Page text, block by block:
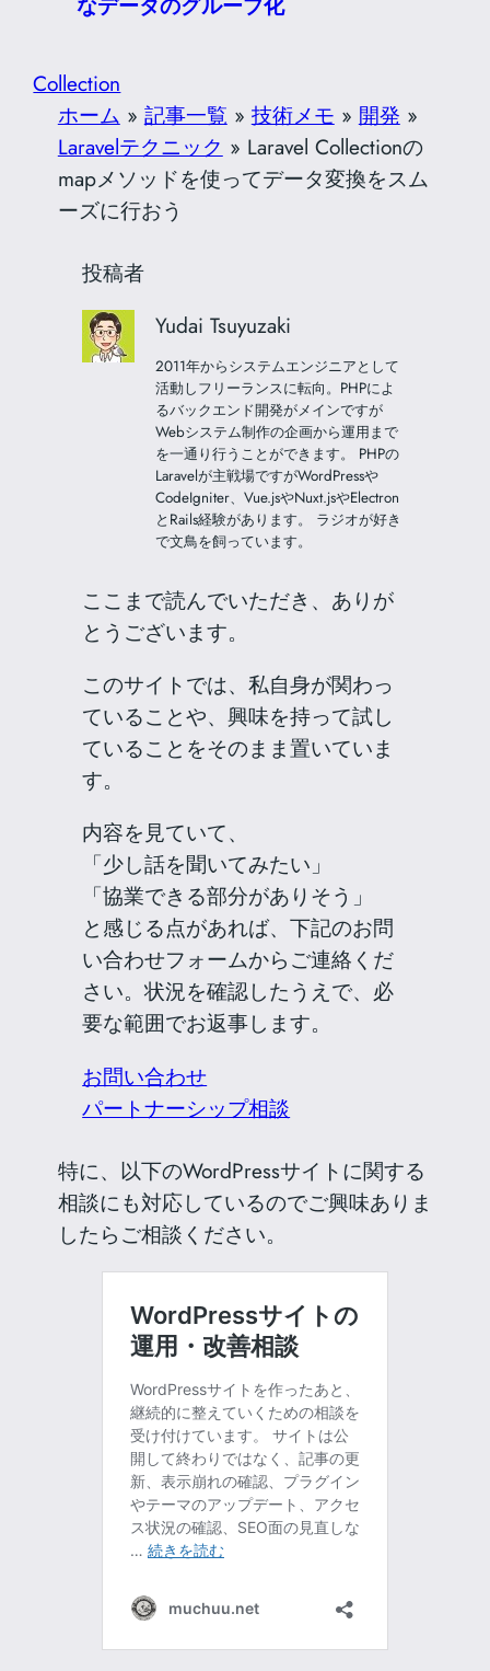
Collection
ホーム » 記事一覧 » 技術メモ » 開発 »
Laravelテクニック » Laravel Collectionの
mapメソッドを使ってデータ変換をスム
ーズに行おう
投稿者
Yudai Tsuyuzaki
2011年からシステムエンジニアとして
活動しフリーランスに転向。PHPによ
るバックエンド開発がメインですが
Webシステム制作の企画から運用まで
を一通り行うことができます。 PHPの
Laravelが主戦場ですがWordPressや
CodeIgniter、Vue.jsやNuxt.jsやElectron
とRails経験があります。 ラジオが好き
で文鳥を飼っています。
ここまで読んでいただき、ありが
とうございます。
このサイトでは、私自身が関わっ
ていることや、興味を持って試し
ていることをそのまま置いていま
す。
内容を見ていて、
「少し話を聞いてみたい」
「協業できる部分がありそう」
と感じる点があれば、下記のお問
い合わせフォームからご連絡くだ
さい。状況を確認したうえで、必
要な範囲でお返事します。
お問い合わせ
パートナーシップ相談
特に、以下のWordPressサイトに関する
相談にも対応しているのでご興味ありま
したらご相談ください。